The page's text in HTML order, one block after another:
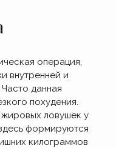
операция,
внутренней и
данная
похудения.
ловушек у
формируются
килограммов